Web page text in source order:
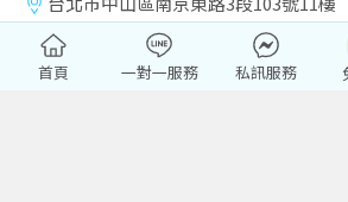
service@pktravel.com.tw
首頁 一對一服務 私訊服務